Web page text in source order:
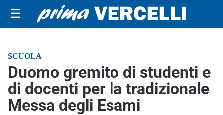
☰
SCUOLA
Duomo gremito di studenti e
di docenti per la tradizionale
Messa degli Esami